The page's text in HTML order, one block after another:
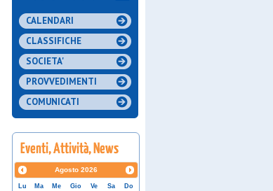
CALENDARI
CLASSIFICHE
SOCIETA'
PROVVEDIMENTI
COMUNICATI
Agosto 2026
Lu Ma Me Gio Ve Sa
Do